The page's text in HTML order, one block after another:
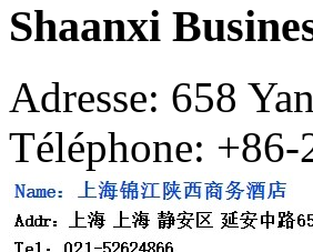
Shaanxi
Adresse: 658
Téléphone: